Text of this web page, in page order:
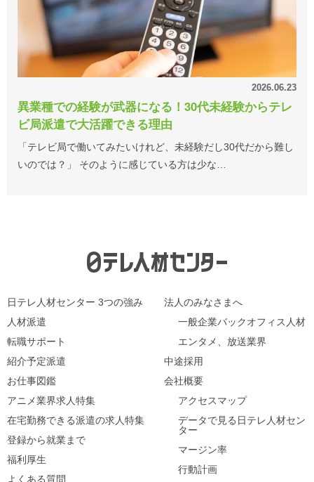
2026.06.23
異業種での経験が武器になる！30代未経験からテレ
ビ局派遣で大活躍できる理由
「テレビ局で働いてみたいけれど、未経験だし30代だから難し
いのでは？」 そのように感じている方は少な…
日テレ人材センター 3つの強み
人材派遣
転職サポート
紹介予定派遣
お仕事図鑑
アニメ業界求人特集
在宅勤務できる派遣の求人特集
登録から就業まで
福利厚生
よくある質問
法人のみなさまへ
一般企業バックオフィス人材
エンタメ、放送業界
中途採用
会社概要
アクセスマップ
データで見る日テレ人材セン
ター
マージン率
行動計画